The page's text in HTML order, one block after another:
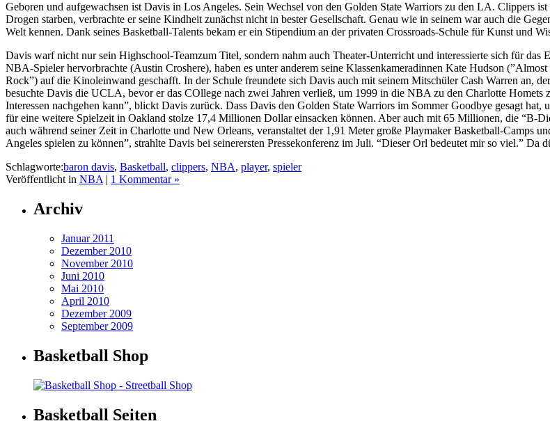
Geboren und aufgewachsen ist Davis in Los Angeles. Sein Wechsel von den Golden State Warriors zu den LA. Clippers
Drogen starben, verbrachte er seine Kindheit zunächst nicht in bester Gesellschaft. Genau wie in seinem war auch die
Welt kennen. Dank seines Basketball-Talents bekam er ein Stipendium an der privaten Crossroads-Schule für Kunst und
Davis warf nicht nur sein Highschool-Teamzum Titel, sondern nahm auch Theater-Unterricht und interessierte sich für
NBA-Spieler hervorbrachte (Austin Croshere), haben es unter anderem seine Klassenkameradinnen Kate Hudson
Rock”) auf die Kinoleinwand geschafft. In der Schule freundete sich Davis auch mit seinem Mitschüler Cash Warren an,
besuchte Davis die UCLA, bevor er das COllege nach zwei Jahren verließ, um 1999 in die NBA zu den Charlotte Homets
Interessen nachgehen kann”, blickt Davis zurück. Dass Davis den Golden State Warriors im Sommer Goodbye gesagt
für eine weitere Spielzeit in Oakland stolze 17,4 Millionen Dollar einsacken können. Aber auch mit 65 Millionen, die “B-
auch während seiner Zeit in Charlotte und New Orleans, veranstaltet der 1,91 Meter große Playmaker Basketball-Camps
Angeles spielen zu können”, strahlte Davis bei seinerersten Pressekonferenz im Juli. “Dieser Orl bedeutet mir so viel.” Da
Schlagworte:baron davis, Basketball, clippers, NBA, player, spieler
Veröffentlicht in NBA | 1 Kommentar »
Archiv
Januar 2011
Dezember 2010
November 2010
Juni 2010
Mai 2010
April 2010
Dezember 2009
September 2009
Basketball Shop
Basketball Seiten